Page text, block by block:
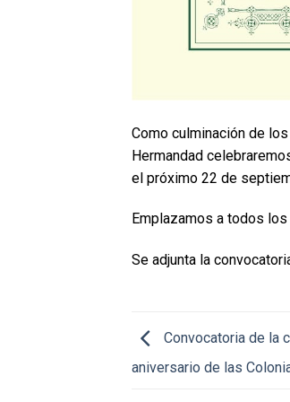
Como culminación de
Hermandad
el próximo 22 de
Emplazamos a todos
Se adjunta la
Convocatoria de la
aniversario de las